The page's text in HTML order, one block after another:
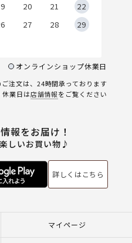
20 21
22
27 28
29
オンラインショップ休業日
注文は、24時間承っております
業日は店舗情報をご覧ください
報をお届け！
しいお買い物♪
詳しくはこちら
マイページ